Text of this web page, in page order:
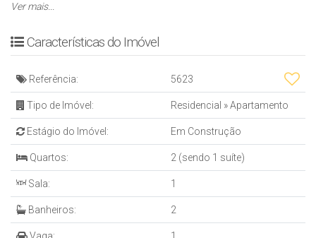
? Sacada com churrasqueira a Carvão
? Acabamento em gesso
? Andar alto
*EMPREENDIMENTO*
? 04 Apartamentos por Andar
? Hall decorado
? Interfone
? Portão eletrônico
*ÁREA DE LAZER*
? Piscina adulta e infantil
Ver mais...
Características do Imóvel
Referência: 5623
Tipo de Imóvel: Residencial »Apartamento
Estágio do Imóvel: Em Construção
Quartos: 2 (sendo 1 suíte)
Sala: 1
Banheiros: 2